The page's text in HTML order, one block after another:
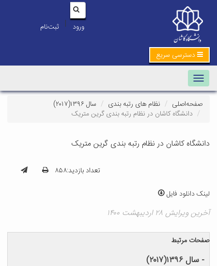
ورود | ثبت‌نام
دسترسی سریع
Toggle navigation
صفحه‌اصلی نظام های رتبه بندی
سال ۱۳۹۶(۲۰۱۷)
دانشگاه کاشان در نظام رتبه بندی گرین متریک
دانشگاه کاشان در نظام رتبه بندی گرین متریک
تعداد بازدید:۸۵۸
لینک دانلود فایل
آخرین ویرایش ۲۸ اردیبهشت ۱۴۰۰
صفحات مرتبط
- سال ۱۳۹۶(۲۰۱۷)